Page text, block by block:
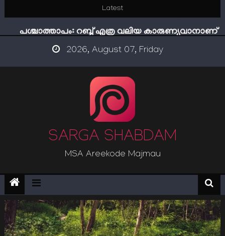
content
Latest
ഇമാം നവവി: അനന്തമായ നാൽപതാണ്ടുകൾ
പശ്ചാത്താപം: റബ്ബ് എത്ര വലിയ കാരുണ്യവാനാണ്
ഇന്ന് നേടിയാൽ ഇരട്ടി നേടാം
സൂക്ഷിക്കുക! കുറ്റകൃത്യങ്ങളാണിന്ന് ട്രെന്‍ഡ്
ഇമാം നവവി: അനന്തമായ നാൽപതാണ്ടുകൾ
2026, August 07, Friday
SARGA SHABDAM
MSA Areekode Majmau